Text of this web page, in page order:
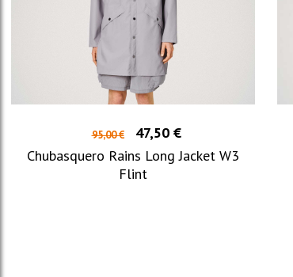
95,00 €
47,50 €
Chubasquero Rains Long Jacket W3
Flint